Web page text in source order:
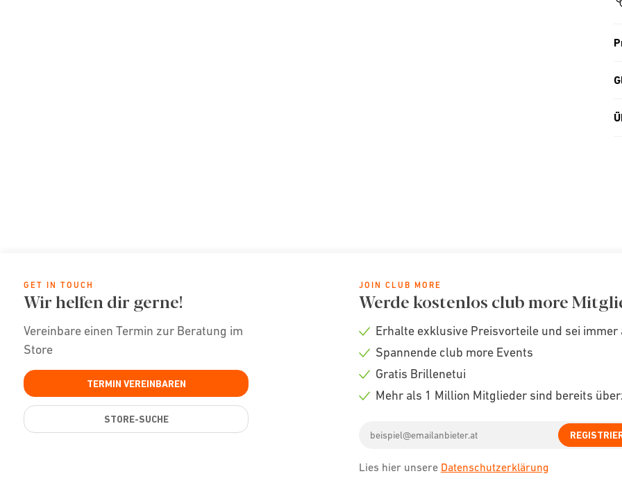
GET IN TOUCH
Wir helfen dir gerne!
Vereinbare einen Termin zur Beratung im
Store
TERMIN VEREINBAREN
STORE-SUCHE
JOIN CLUB MORE
Werde kostenlos club more
Check
Erhalte exklusive Preisvorteile und sei
Check
Spannende club more Events
Check
Gratis Brillenetui
Mehr als 1 Million Mitglieder sind bereits
address
Lies hier unsere Datenschutzerklärung